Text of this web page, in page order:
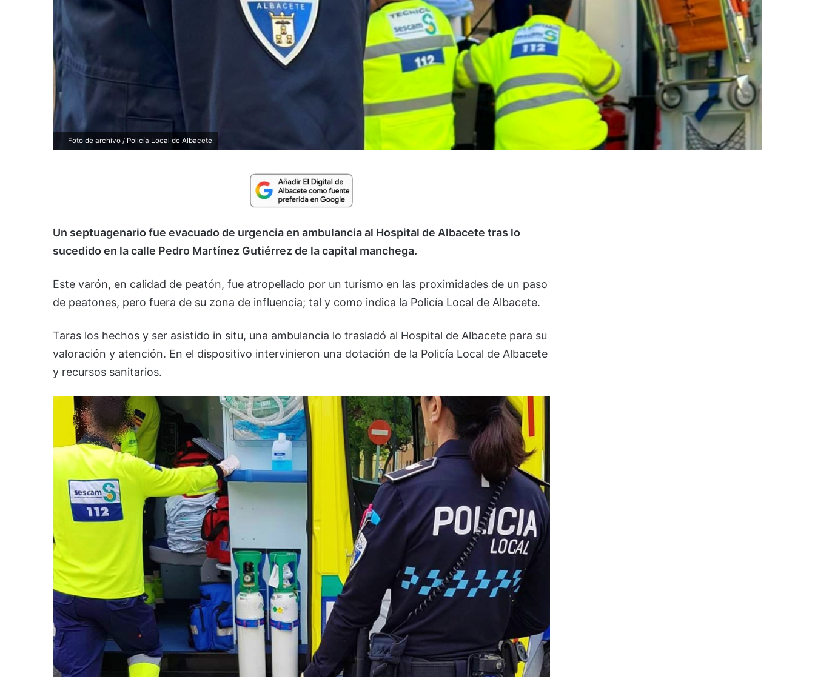
Foto de archivo / Policía Local de Albacete
Un septuagenario fue evacuado de urgencia en ambulancia al Hospital de Albacete tras lo
sucedido en la calle Pedro Martínez Gutiérrez de la capital manchega.
Este varón, en calidad de peatón, fue atropellado por un turismo en las proximidades de un paso
de peatones, pero fuera de su zona de influencia; tal y como indica la Policía Local de Albacete.
Taras los hechos y ser asistido in situ, una ambulancia lo trasladó al Hospital de Albacete para su
valoración y atención. En el dispositivo intervinieron una dotación de la Policía Local de Albacete
y recursos sanitarios.